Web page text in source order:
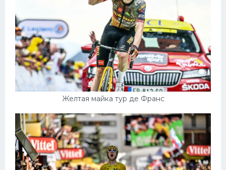
Желтая майка тур де Франс